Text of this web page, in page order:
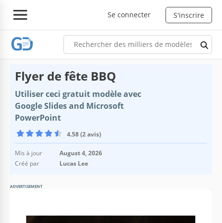
Se connecter S'inscrire
Flyer de fête BBQ
Utiliser ceci gratuit modèle avec
Google Slides and Microsoft
PowerPoint
4.58 (2 avis)
Mis à jour
August 4, 2026
Créé par
Lucas Lee
ADVERTISEMENT